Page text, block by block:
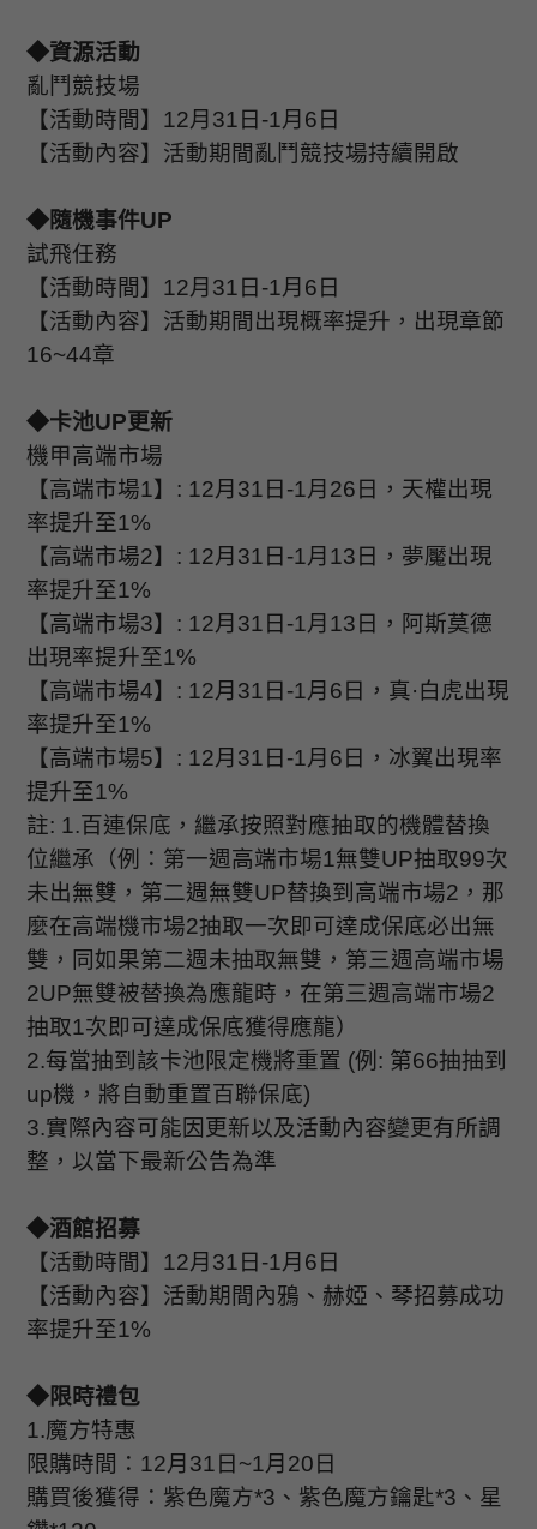
◆資源活動
亂鬥競技場
【活動時間】 12月 31 日 -1月 6 日
【活動內容】活動期間亂鬥競技場持續開啟
◆隨機事件UP
試飛任務
【活動時間】 12月 31 日 -1月 6 日
【活動內容】活動期間出現概率提升，出現章節
16~44章
◆卡池UP更新
機甲高端市場
【高端市場1】 : 12月 31 日 -1月 26 日，天權出現
率提升至1%
【高端市場2】 : 12月 31 日 -1月 13 日，夢魘出現
率提升至1%
【高端市場3】 : 12月 31 日 -1月 13 日，阿斯莫德
出現率提升至1%
【高端市場4】 : 12月 31 日 -1月 6 日，真·白虎出現
率提升至1%
【高端市場5】 : 12月 31 日 -1月 6 日，冰翼出現率
提升至1%
註: 1.百連保底，繼承按照對應抽取的機體替換
位繼承（例：第一週高端市場1無雙UP抽取99次
未出無雙，第二週無雙UP替換到高端市場2 ，那
麼在高端機市場2抽取一次即可達成保底必出無
雙，同如果第二週未抽取無雙，第三週高端市場
2UP無雙被替換為應龍時，在第三週高端市場2
抽取1次即可達成保底獲得應龍）
2.每當抽到該卡池限定機將重置 (例 : 第66抽抽到
up機，將自動重置百聯保底)
3.實際內容可能因更新以及活動內容變更有所調
整，以當下最新公告為準
◆酒館招募
【活動時間】 12月 31 日 -1月 6 日
【活動內容】活動期間內鴉、赫婭、琴招募成功
率提升至1%
◆限時禮包
1.魔方特惠
限購時間： 12月 31 日 ~1月 20 日
購買後獲得：紫色魔方*3 、紫色魔方鑰匙*3 、星